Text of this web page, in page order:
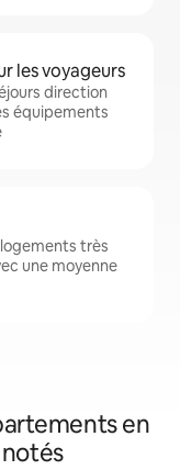
les voyageurs
direction
équipements
très
une moyenne
en